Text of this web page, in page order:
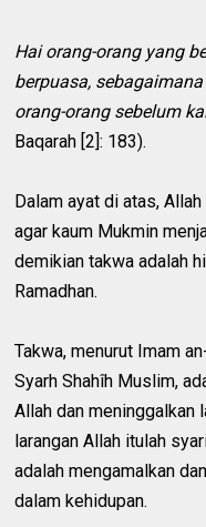
Hai orang-orang yang
berpuasa,
orang-orang sebelum
Baqarah [2]: 183).
Dalam ayat di atas,
agar kaum Mukmin
demikian takwa adalah
Ramadhan.
Takwa, menurut Imam
Syarh Shahîh Muslim,
Allah dan meninggalkan
larangan Allah itulah
adalah mengamalkan
dalam kehidupan.